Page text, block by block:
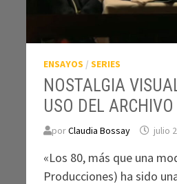
ENSAYOS /SERIES
NOSTALGIA
USO DEL ARCHIVO
porClaudia Bossay julio
«Los 80, más que una
Producciones) ha sido